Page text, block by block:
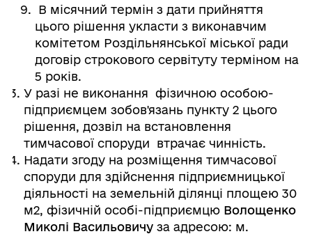
В місячний термін з дати прийняття
цього рішення укласти з виконавчим
комітетом Роздільнянської міської ради
договір строкового сервітуту терміном на
5 років.
У разі не виконання фізичною особою-
підприємцем зобов'язань пункту 2 цього
рішення, дозвіл на встановлення
тимчасової споруди втрачає чинність.
Надати згоду на розміщення тимчасової
споруди для здійснення підприємницької
діяльності на земельній ділянці площею 30
м2, фізичній особі-підприємцю Волощенко
Миколі Васильовичу за адресою: м.